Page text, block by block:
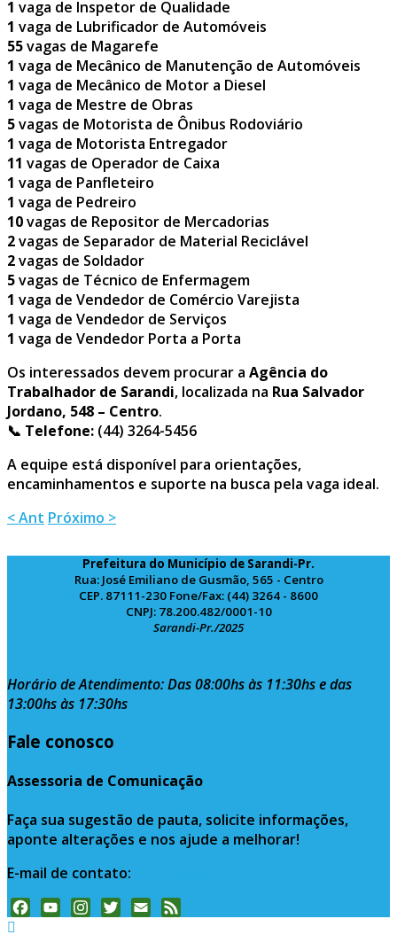
1 vaga de Inspetor de Qualidade
1 vaga de Lubrificador de Automóveis
55vagas de Magarefe
1 vaga de Mecânico de Manutenção de Automóveis
1 vaga de Mecânico de Motor a Diesel
1 vaga de Mestre de Obras
5vagas de Motorista de Ônibus Rodoviário
1 vaga de Motorista Entregador
11 vagas de Operador de Caixa
1 vaga de Panfleteiro
1 vaga de Pedreiro
10vagas de Repositor de Mercadorias
2vagas de Separador de Material Reciclável
2vagas de Soldador
5vagas de Técnico de Enfermagem
1 vaga de Vendedor de Comércio Varejista
1 vaga de Vendedor de Serviços
1 vaga de Vendedor Porta a Porta
Os interessados devem procurar a Agência do
Trabalhador de Sarandi, localizada na Rua Salvador
Jordano, 548 – Centro.
📞 Telefone: (44) 3264-5456
A equipe está disponível para orientações,
encaminhamentos e suporte na busca pela vaga ideal.
< Ant Próximo >
Prefeitura do Município de Sarandi-Pr.
Rua: José Emiliano de Gusmão, 565 - Centro
CEP. 87111-230 Fone/Fax: (44) 3264 - 8600
CNPJ: 78.200.482/0001-10
Sarandi-Pr./2025
Horário de Atendimento: Das 08:00hs às 11:30hs e das
13:00hs às 17:30hs
Fale conosco
Assessoria de Comunicação
Faça sua sugestão de pauta, solicite informações,
aponte alterações e nos ajude a melhorar!
E-mail de contato:
Facebook